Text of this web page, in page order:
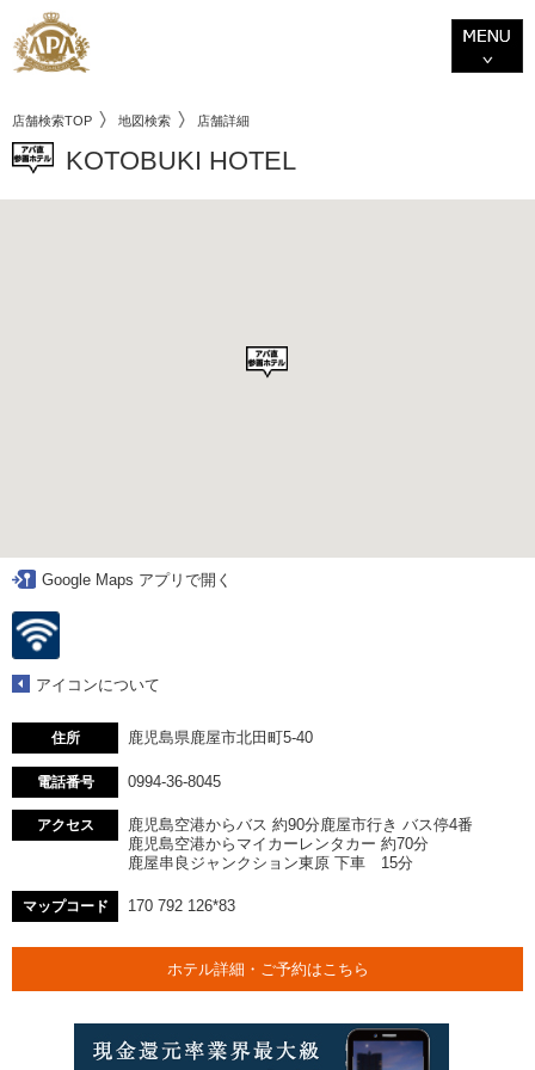
店舗検索TOP 地図検索 店舗詳細
KOTOBUKI HOTEL
Google Maps アプリで開く
アイコンについて
住所 鹿児島県鹿屋市北田町5-40
電話番号 0994-36-8045
アクセス
鹿児島空港からバス 約90分鹿屋市行き バス停4番
鹿児島空港からマイカーレンタカー 約70分
鹿屋串良ジャンクション東原 下車 15分
マップコード 170 792 126*83
ホテル詳細・ご予約はこちら